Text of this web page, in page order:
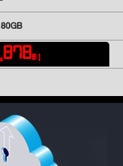
฿ ]